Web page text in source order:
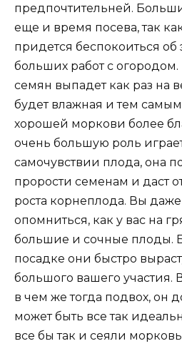
предпочтительней.
еще и время посева, так
придется беспокоиться об
больших работ с
семян выпадет как раз на
будет влажная и тем
хорошей моркови более
очень большую роль
самочувствии плода, она
прорости семенам и даст
роста корнеплода. Вы даже
опомниться, как у вас на
большие и сочные плоды.
посадке они быстро
большого вашего участия.
в чем же тогда подвох, он
может быть все так
все бы так и сеяли